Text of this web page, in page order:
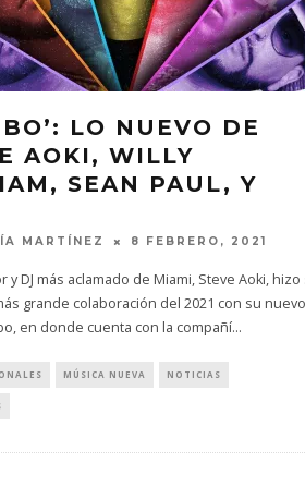
LO NUEVO DE
AOKI, WILLY
SEAN PAUL, Y
MARTÍNEZ 8 FEBRERO, 2021
y DJ más aclamado de Miami, Steve Aoki, hizo
grande colaboración del 2021 con su nuevo
en donde cuenta con la compañí...
MÚSICA NUEVA NOTICIAS